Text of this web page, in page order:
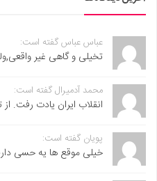
عباس عباس گفته است:
تخیلی و گاهی غیر
محمد آدمیرال گفته است:
انقلاب ایران یادت رفت. از
پویان گفته است:
خیلی موقع ها یه حسی